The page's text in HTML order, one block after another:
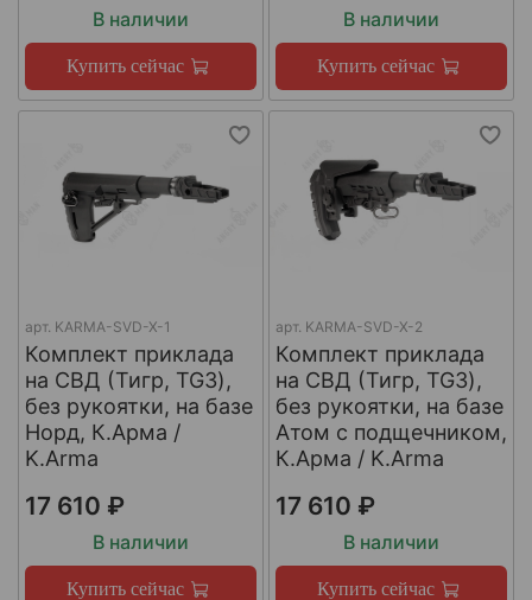
В наличии
Купить сейчас
В наличии
Купить сейчас
арт. KARMA-SVD-X-1
Комплект приклада
на СВД (Тигр, TG3),
без рукоятки, на базе
Норд, К.Арма /
K.Arma
17 610 ₽
В наличии
Купить сейчас
арт. KARMA-SVD-X-2
Комплект приклада
на СВД (Тигр, TG3),
без рукоятки, на базе
Атом с подщечником,
К.Арма / K.Arma
17 610 ₽
В наличии
Купить сейчас